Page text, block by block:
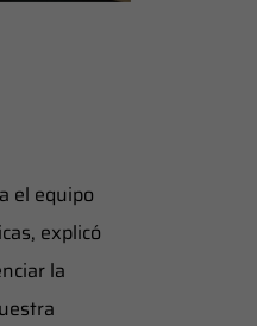
el equipo
explicó
la